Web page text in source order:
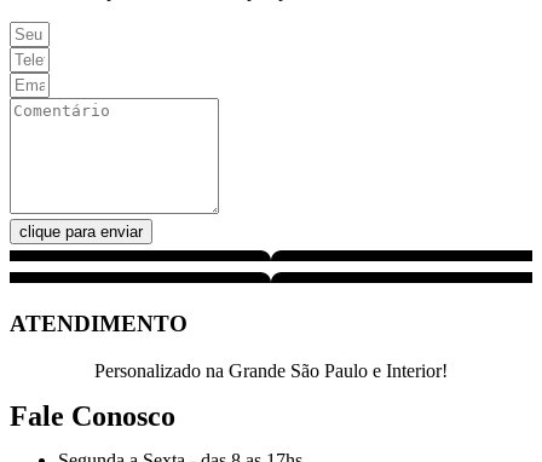
clique para enviar
ATENDIMENTO
Personalizado na Grande São Paulo e Interior!
Fale Conosco